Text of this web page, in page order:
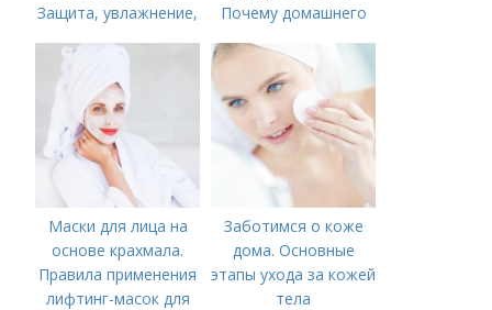
Защита, увлажнение,
Почему домашнего
Маски для лица на
основе крахмала.
Правила применения
лифтинг-масок для
Заботимся о коже
дома. Основные
этапы ухода за кожей
тела